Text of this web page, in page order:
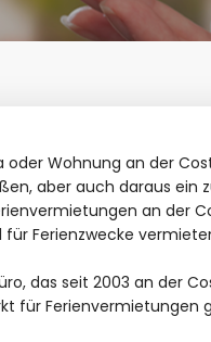
oder Wohnung an der
aber auch daraus ein
an der
Ferienzwecke
das seit 2003 an der
für Ferienvermietungen